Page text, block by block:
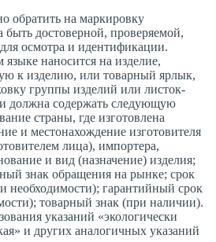
обратить на маркировку
достоверной, проверяемой,
осмотра и идентификации.
наносится на изделие,
к изделию, или товарный ярлык,
группы изделий или листок-
должна содержать следующую
страны, где изготовлена
и местонахождение изготовителя
лица), импортера,
и вид (назначение) изделия;
знак обращения на рынке; срок
необходимости); гарантийный срок
товарный знак (при наличии).
указаний «экологически
и других аналогичных указаний